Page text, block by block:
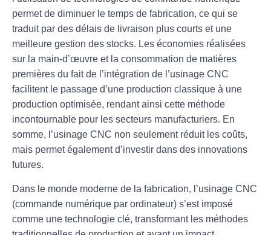
permet de diminuer le temps de fabrication, ce qui se
traduit par des délais de livraison plus courts et une
meilleure gestion des stocks. Les économies réalisées
sur la main-d’œuvre et la consommation de matières
premières du fait de l’intégration de l’usinage CNC
facilitent le passage d’une production classique à une
production optimisée, rendant ainsi cette méthode
incontournable pour les secteurs manufacturiers. En
somme, l’usinage CNC non seulement réduit les coûts,
mais permet également d’investir dans des innovations
futures.
Dans le monde moderne de la fabrication, l’usinage CNC
(commande numérique par ordinateur) s’est imposé
comme une technologie clé, transformant les méthodes